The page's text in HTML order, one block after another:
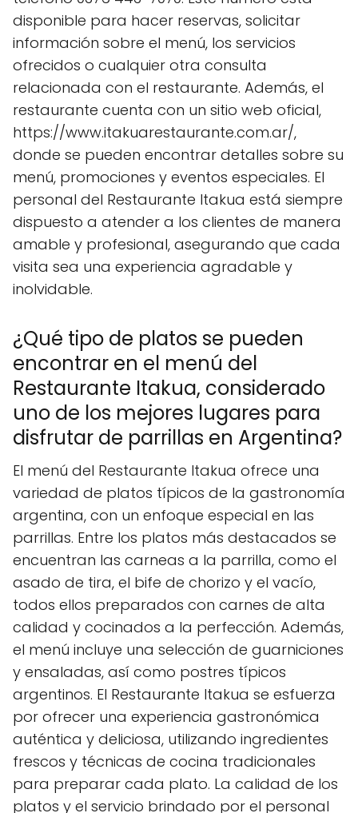
disponible para hacer reservas, solicitar
información sobre el menú, los servicios
ofrecidos o cualquier otra consulta
relacionada con el restaurante. Además, el
restaurante cuenta con un sitio web oficial,
https://www.itakuarestaurante.com.ar/,
donde se pueden encontrar detalles sobre su
menú, promociones y eventos especiales. El
personal del Restaurante Itakua está siempre
dispuesto a atender a los clientes de manera
amable y profesional, asegurando que cada
visita sea una experiencia agradable y
inolvidable.
¿Qué tipo de platos se pueden
encontrar en el menú del
Restaurante Itakua, considerado
uno de los mejores lugares para
disfrutar de parrillas en Argentina?
El menú del Restaurante Itakua ofrece una
variedad de platos típicos de la gastronomía
argentina, con un enfoque especial en las
parrillas. Entre los platos más destacados se
encuentran las carneas a la parrilla, como el
asado de tira, el bife de chorizo y el vacío,
todos ellos preparados con carnes de alta
calidad y cocinados a la perfección. Además,
el menú incluye una selección de guarniciones
y ensaladas, así como postres típicos
argentinos. El Restaurante Itakua se esfuerza
por ofrecer una experiencia gastronómica
auténtica y deliciosa, utilizando ingredientes
frescos y técnicas de cocina tradicionales
para preparar cada plato. La calidad de los
platos y el servicio brindado por el personal